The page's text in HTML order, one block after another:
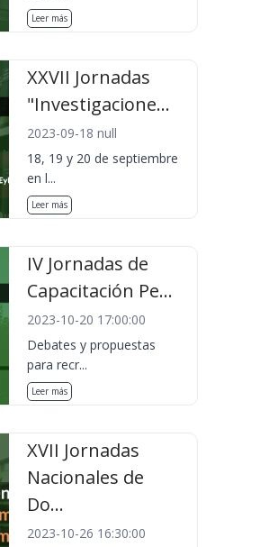
Leer más
XXVII Jornadas
"Investigacione...
2023-09-18 null
18, 19 y 20 de septiembre
en l...
Leer más
IV Jornadas de
Capacitación Pe...
2023-10-20 17:00:00
Debates y propuestas
para recr...
Leer más
XVII Jornadas
Nacionales de
Do...
2023-10-26 16:30:00